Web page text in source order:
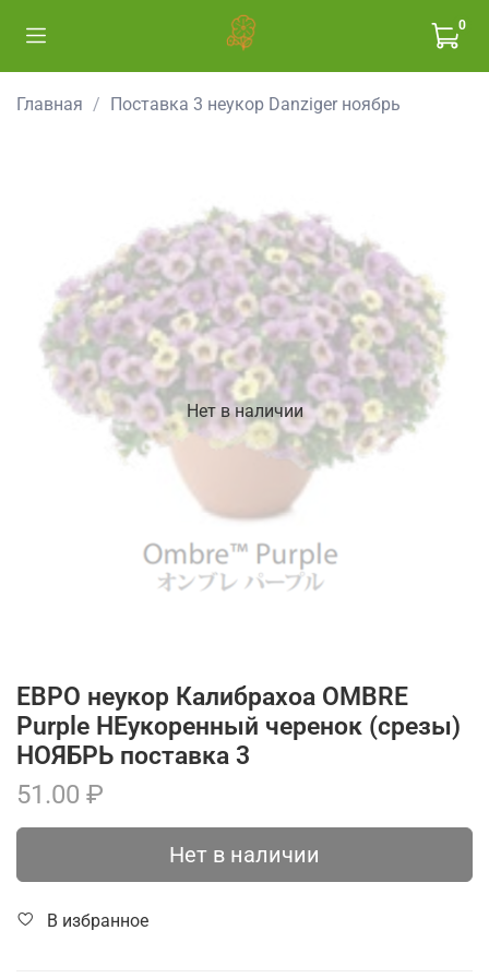
0
Главная Поставка 3 неукор Danziger ноябрь
Нет в наличии
ЕВРО неукор Калибрахоа OMBRE
Purple НЕукоренный черенок (срезы)
НОЯБРЬ поставка 3
51.00 ₽
Нет в наличии
В избранное